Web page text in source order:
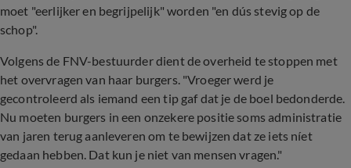
moet "eerlijker en begrijpelijk" worden "en dús stevig op de
schop".
Volgens de FNV-bestuurder dient de overheid te stoppen met
het overvragen van haar burgers. "Vroeger werd je
gecontroleerd als iemand een tip gaf dat je de boel bedonderde.
Nu moeten burgers in een onzekere positie soms administratie
van jaren terug aanleveren om te bewijzen dat ze iets níet
gedaan hebben. Dat kun je niet van mensen vragen."